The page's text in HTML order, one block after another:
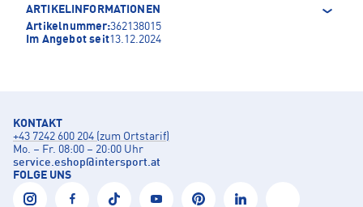
ARTIKELINFORMATIONEN
Artikelnummer:362138015
Im Angebot seit13.12.2024
KONTAKT
+43 7242 600 204 (zum Ortstarif)
Mo. – Fr. 08:00 – 20:00 Uhr
service.eshop@intersport.at
FOLGE UNS